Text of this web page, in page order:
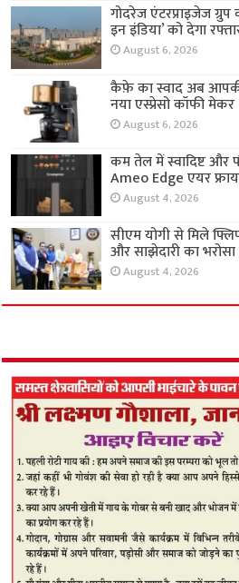
गोदरेज एंटरप्राइजेज ग्रुप
इन इंडिया’ को देगा
August 6, 2026
कैफ़े का स्वाद अब आपकी
नया एस्प्रेसो कॉफी मेकर
August 6, 2026
कम तेल में स्वादिष्ट और
Ameo Edge एयर
August 4, 2026
सीएम योगी से मिले
और साझेदारी का भरोसा
August 4, 2026